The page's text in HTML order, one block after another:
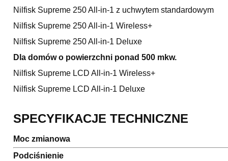
Nilfisk Supreme 250 All-in-1 z uchwytem standardowym
Nilfisk Supreme 250 All-in-1 Wireless+
Nilfisk Supreme 250 All-in-1 Deluxe
Dla domów o powierzchni ponad 500 mkw.
Nilfisk Supreme LCD All-in-1 Wireless+
Nilfisk Supreme LCD All-in-1 Deluxe
SPECYFIKACJE TECHNICZNE
Moc zmianowa
Podciśnienie